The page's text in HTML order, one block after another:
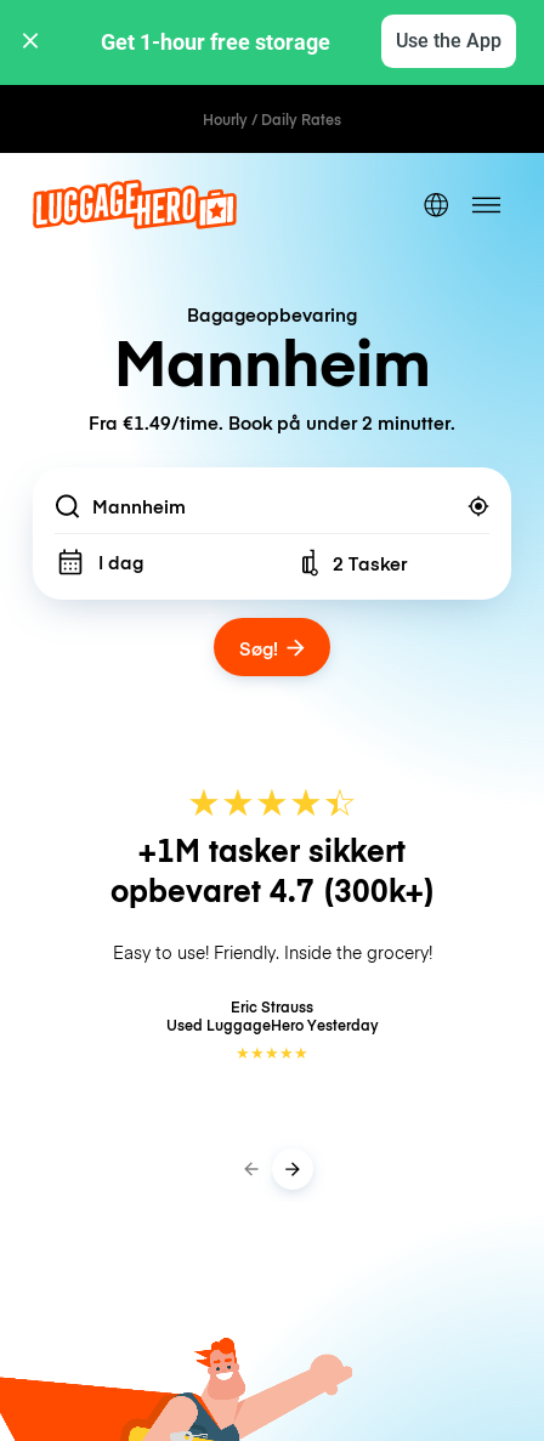
Get 1-hour free storage Use the App
Hourly / Daily Rates
Bagageopbevaring
Mannheim
Fra €1.49/time. Book på under 2 minutter.
Location
I dag Number of bags
2 Tasker
Søg!
★★★★☆
★
+1M tasker sikkert
opbevaret 4.7 (300k+)
Easy to use! Friendly. Inside the grocery!
Eric Strauss
Used LuggageHeroYesterday
★★★★★